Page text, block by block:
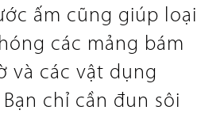
ấm cũng giúp loại
các mảng bám
và các vật dụng
chỉ cần đun sôi